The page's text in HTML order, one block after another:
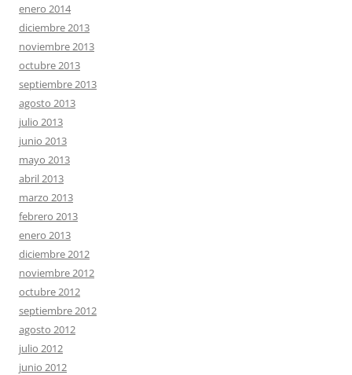
enero 2014
diciembre 2013
noviembre 2013
octubre 2013
septiembre 2013
agosto 2013
julio 2013
junio 2013
mayo 2013
abril 2013
marzo 2013
febrero 2013
enero 2013
diciembre 2012
noviembre 2012
octubre 2012
septiembre 2012
agosto 2012
julio 2012
junio 2012